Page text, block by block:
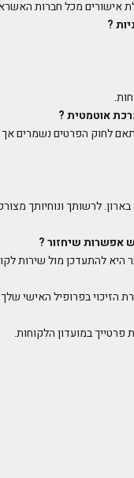
?
אוטמטית?
לחוק הפרטים נשמרים
לרשותך ונוחיותך
אפשרות שיחזור?
להתעדכן מול שירות
הזיכוי בפרופיל האישי
במועדון הלקוחות.